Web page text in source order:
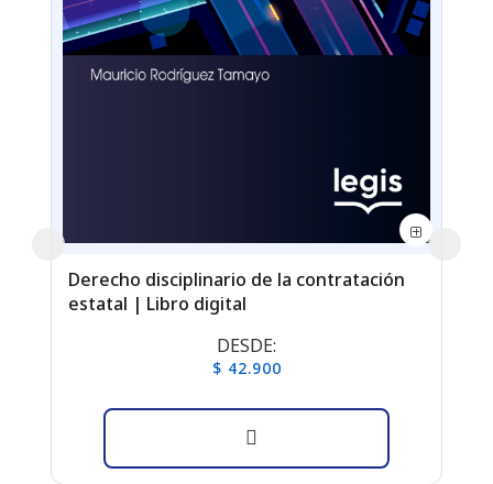
Derecho disciplinario de la contratación
estatal | Libro digital
DESDE:
$ 42.900